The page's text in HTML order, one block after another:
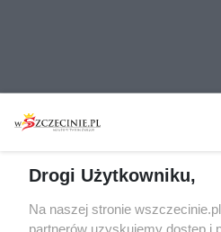
Drogi Użytkowniku,
Na naszej stronie
partnerów uzyskujemy dostęp i